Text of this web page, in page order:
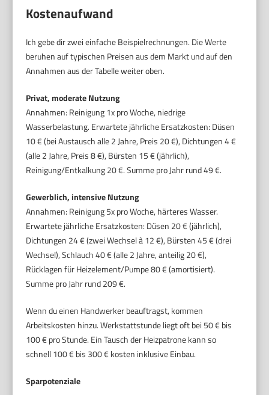
Kostenaufwand
Ich gebe dir zwei einfache Beispielrechnungen. Die Werte
beruhen auf typischen Preisen aus dem Markt und auf den
Annahmen aus der Tabelle weiter oben.
Privat, moderate Nutzung
Annahmen: Reinigung 1x pro Woche, niedrige
Wasserbelastung. Erwartete jährliche Ersatzkosten: Düsen
10 € (bei Austausch alle 2 Jahre, Preis 20 €), Dichtungen 4 €
(alle 2 Jahre, Preis 8 €), Bürsten 15 € (jährlich),
Reinigung/Entkalkung 20 €. Summe pro Jahr rund 49 €.
Gewerblich, intensive Nutzung
Annahmen: Reinigung 5x pro Woche, härteres Wasser.
Erwartete jährliche Ersatzkosten: Düsen 20 € (jährlich),
Dichtungen 24 € (zwei Wechsel à 12 €), Bürsten 45 € (drei
Wechsel), Schlauch 40 € (alle 2 Jahre, anteilig 20 €),
Rücklagen für Heizelement/Pumpe 80 € (amortisiert).
Summe pro Jahr rund 209 €.
Wenn du einen Handwerker beauftragst, kommen
Arbeitskosten hinzu. Werkstattstunde liegt oft bei 50 € bis
100 € pro Stunde. Ein Tausch der Heizpatrone kann so
schnell 100 € bis 300 € kosten inklusive Einbau.
Sparpotenziale